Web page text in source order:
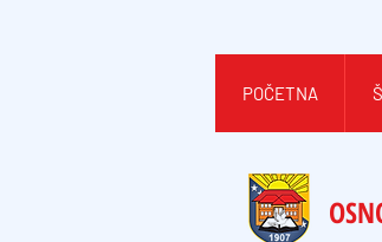
POČETNA